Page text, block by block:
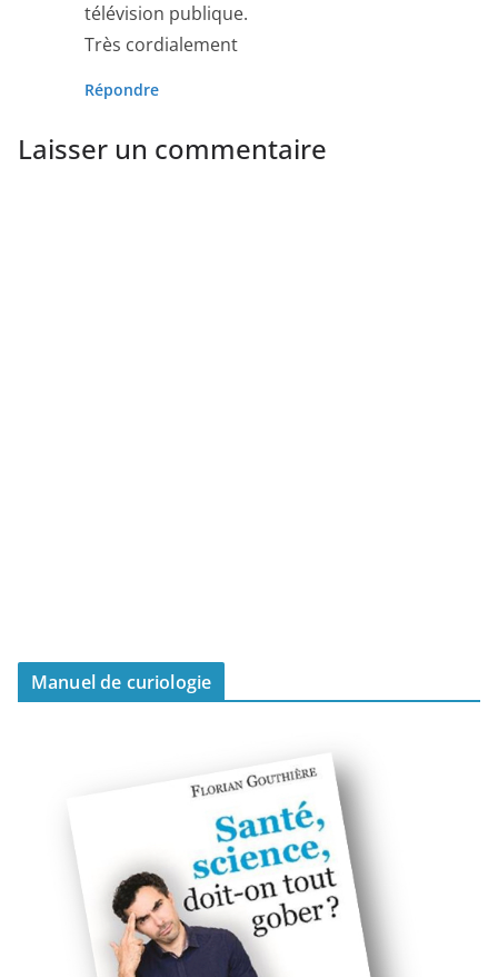
télévision publique.
Très cordialement
Répondre
Laisser un commentaire
Manuel de curiologie